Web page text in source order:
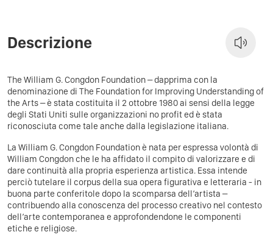
Descrizione
The William G. Congdon Foundation – dapprima con la
denominazione di The Foundation for Improving Understanding of
the Arts – è stata costituita il 2 ottobre 1980 ai sensi della legge
degli Stati Uniti sulle organizzazioni no profit ed è stata
riconosciuta come tale anche dalla legislazione italiana.
La William G. Congdon Foundation è nata per espressa volontà di
William Congdon che le ha affidato il compito di valorizzare e di
dare continuità alla propria esperienza artistica. Essa intende
perciò tutelare il corpus della sua opera figurativa e letteraria - in
buona parte conferitole dopo la scomparsa dell’artista –
contribuendo alla conoscenza del processo creativo nel contesto
dell’arte contemporanea e approfondendone le componenti
etiche e religiose.